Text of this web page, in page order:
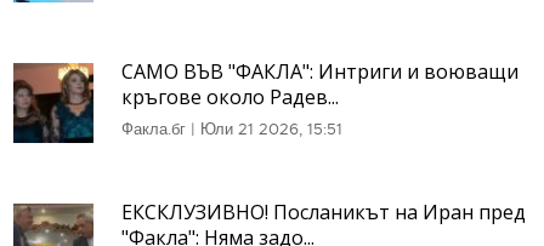
САМО ВЪВ "ФАКЛА": Интриги и воюващи
кръгове около Радев...
Факла.бг | Юли 21 2026, 15:51
ЕКСКЛУЗИВНО! Посланикът на Иран пред
"Факла": Няма задо...